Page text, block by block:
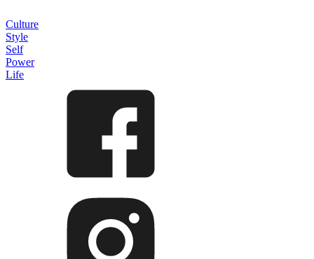
Culture
Style
Self
Power
Life